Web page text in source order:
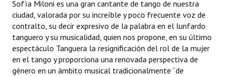
INSTITUCIONAL
Antiguos Pobladores
Noticias Destacadas
Sofìa Miloni es una gran cantante de tango de nuestra
ciudad, valorada por su increíble y poco frecuente voz de
contralto, su decir expresivo de la palabra en el lunfardo
tanguero y su musicalidad, quien nos propone, en su último
espectáculo Tanguera la resignificación del rol de la mujer
en el tango y proporciona una renovada perspectiva de
género en un ámbito musical tradicionalmente “de